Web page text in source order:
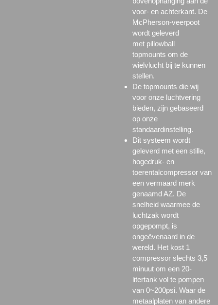
voor- en achterkant. De
McPherson-veerpoot
wordt geleverd
met pillowball
topmounts om de
wielvlucht bij te kunnen
stellen.
De topmounts die wij
voor onze luchtvering
bieden, zijn gebaseerd
op onze
standaardinstelling.
Dit systeem wordt
geleverd met een stille,
hogedruk- en
toerentalcompressor van
een vermaard merk
genaamd AZ. De
snelheid waarmee de
luchtzak wordt
opgepompt, is
ongeëvenaard in de
wereld. Het kost 1
compressor slechts 3,5
minuut om een 20-
litertank vol te pompen
van 0~200psi. Waar de
metaalplaten van andere